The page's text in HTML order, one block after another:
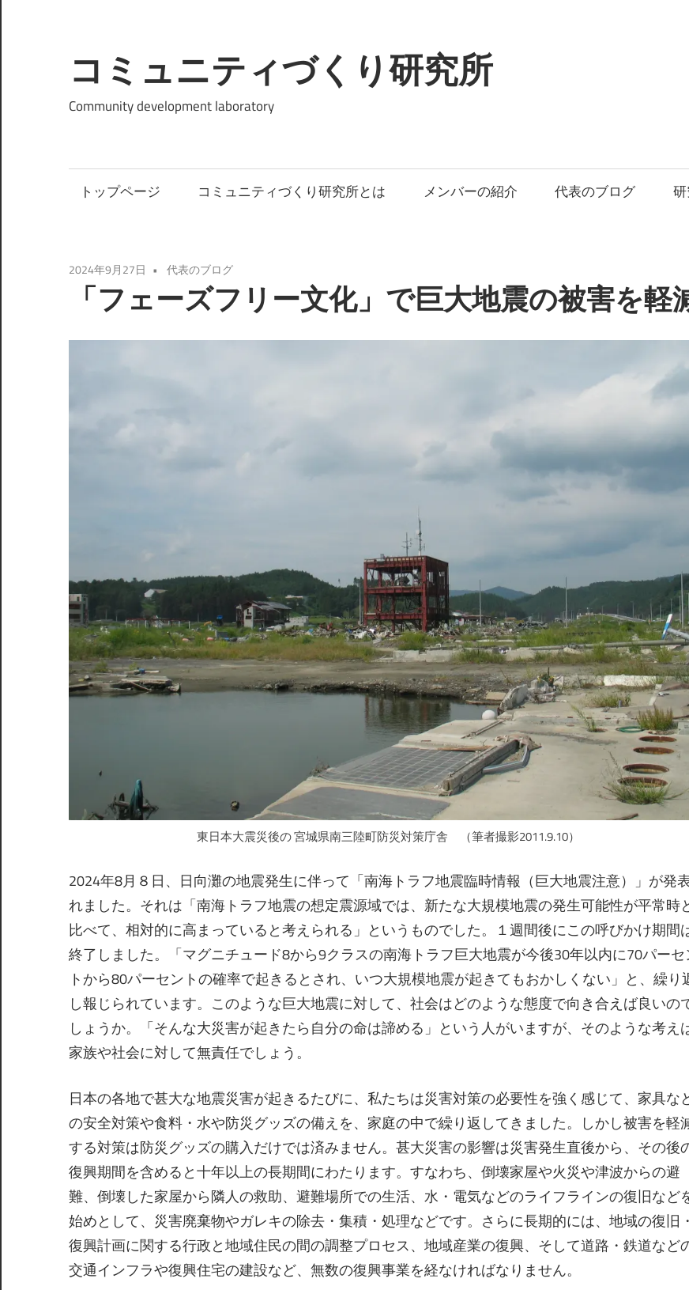
テ
ン
ツ
キ
コミュニティづくり研究所
Community development laboratory
トップページ コミュニティづくり研究所とは メンバーの紹介 代表のブログ
2024年9月27日 代表のブログ
「フェーズフリー文化」で巨大地震の被害を軽
東日本大震災後の 宮城県南三陸町防災対策庁舎 （筆者撮影2011.9.10）
2024年8月８日、日向灘の地震発生に伴って「南海トラフ地震臨時情報（巨大地震注意）」が発
れました。それは「南海トラフ地震の想定震源域では、新たな⼤規模地震の発⽣可能性が平常時
⽐べて、相対的に⾼まっていると考えられる」というものでした。１週間後にこの呼びかけ期間
終了しました。「マグニチュード8から9クラスの南海トラフ巨大地震が今後30年以内に70パーセ
トから80パーセントの確率で起きるとされ、いつ大規模地震が起きてもおかしくない」と、繰り
し報じられています。このような巨大地震に対して、社会はどのような態度で向き合えば良いの
しょうか。「そんな大災害が起きたら自分の命は諦める」という人がいますが、そのような考え
家族や社会に対して無責任でしょう。
日本の各地で甚大な地震災害が起きるたびに、私たちは災害対策の必要性を強く感じて、家具な
の安全対策や食料・水や防災グッズの備えを、家庭の中で繰り返してきました。しかし被害を軽
する対策は防災グッズの購入だけでは済みません。甚大災害の影響は災害発生直後から、その後
復興期間を含めると十年以上の長期間にわたります。すなわち、倒壊家屋や火災や津波からの避
難、倒壊した家屋から隣人の救助、避難場所での生活、水・電気などのライフラインの復旧など
始めとして、災害廃棄物やガレキの除去・集積・処理などです。さらに長期的には、地域の復旧・
復興計画に関する行政と地域住民の間の調整プロセス、地域産業の復興、そして道路・鉄道など
交通インフラや復興住宅の建設など、無数の復興事業を経なければなりません。